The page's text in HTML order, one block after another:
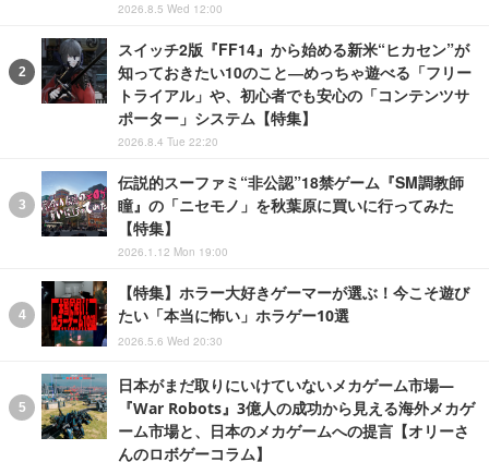
2026.8.5 Wed 12:00
スイッチ2版『FF14』から始める新米“ヒカセン”が
知っておきたい10のこと―めっちゃ遊べる「フリー
トライアル」や、初心者でも安心の「コンテンツサ
ポーター」システム【特集】
2026.8.4 Tue 22:20
伝説的スーファミ“非公認”18禁ゲーム『SM調教師
瞳』の「ニセモノ」を秋葉原に買いに行ってみた
【特集】
2026.1.12 Mon 19:00
【特集】ホラー大好きゲーマーが選ぶ！今こそ遊び
たい「本当に怖い」ホラゲー10選
2026.5.6 Wed 20:30
日本がまだ取りにいけていないメカゲーム市場―
『War Robots』3億人の成功から見える海外メカゲ
ーム市場と、日本のメカゲームへの提言【オリーさ
んのロボゲーコラム】